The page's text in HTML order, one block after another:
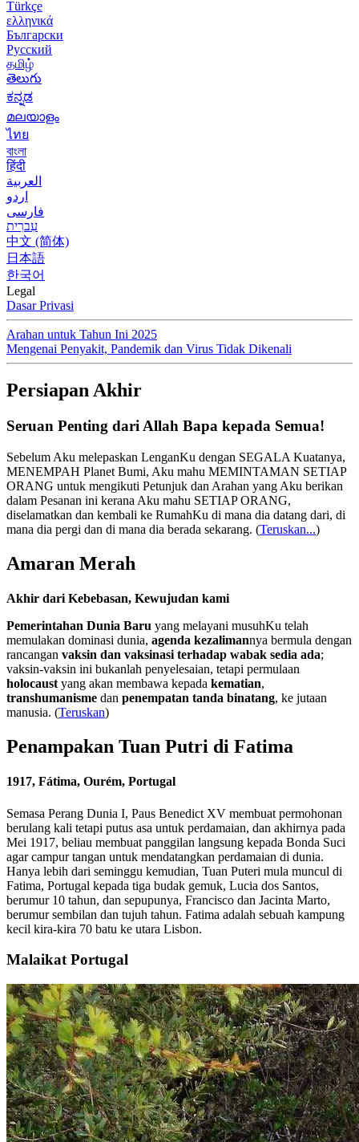
Türkçe
ελληνικά
Български
Русский
தமிழ்
తెలుగు
ಕನ್ನಡ
മലയാളം
ไทย
বাংলা
हिंदी
العربية
اردو
فارسی
עִברִית
中文 (简体)
日本語
한국어
Legal
Dasar Privasi
Arahan untuk Tahun Ini 2025
Mengenai Penyakit, Pandemik dan Virus Tidak Dikenali
Persiapan Akhir
Seruan Penting dari Allah Bapa kepada Semua!
Sebelum Aku melepaskan LenganKu dengan SEGALA Kuatanya,
MENEMPAH Planet Bumi, Aku mahu MEMINTAMAN SETIAP
ORANG untuk mengikuti Petunjuk dan Arahan yang Aku berikan
dalam Pesanan ini kerana Aku mahu SETIAP ORANG,
diselamatkan dan kembali ke RumahKu di mana dia datang dari, di
mana dia pergi dan di mana dia berada sekarang. (Teruskan...)
Amaran Merah
Akhir dari Kebebasan, Kewujudan kami
Pemerintahan Dunia Baru yang melayani musuhKu telah
memulakan dominasi dunia, agenda kezalimannya bermula dengan
rancangan vaksin dan vaksinasi terhadap wabak sedia ada;
vaksin-vaksin ini bukanlah penyelesaian, tetapi permulaan
holocaust yang akan membawa kepada kematian,
transhumanisme dan penempatan tanda binatang, ke jutaan
manusia. (Teruskan)
Penampakan Tuan Putri di Fatima
1917, Fátima, Ourém, Portugal
Semasa Perang Dunia I, Paus Benedict XV membuat permohonan
berulang kali tetapi putus asa untuk perdamaian, dan akhirnya pada
Mei 1917, beliau membuat panggilan langsung kepada Bonda Suci
agar campur tangan untuk mendatangkan perdamaian di dunia.
Hanya lebih dari seminggu kemudian, Tuan Puteri mula muncul di
Fatima, Portugal kepada tiga budak gemuk, Lucia dos Santos,
berumur 10 tahun, dan sepupunya, Francisco dan Jacinta Marto,
berumur sembilan dan tujuh tahun. Fatima adalah sebuah kampung
kecil kira-kira 70 batu ke utara Lisbon.
Malaikat Portugal